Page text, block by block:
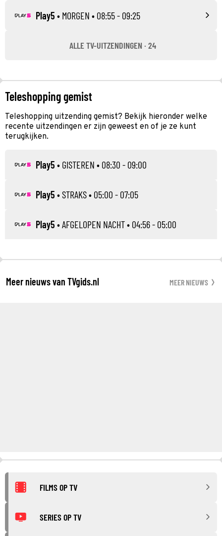
Play5 • MORGEN • 08:55 - 09:25
ALLE TV-UITZENDINGEN · 24
Teleshopping gemist
Teleshopping uitzending gemist? Bekijk hieronder welke
recente uitzendingen er zijn geweest en of je ze kunt
terugkijken.
Play5 • GISTEREN • 08:30 - 09:00
Play5 •STRAKS• 05:00 - 07:05
Play5 •AFGELOPEN NACHT• 04:56 - 05:00
Meer nieuws van TVgids.nl MEER NIEUWS
FILMS OP TV
SERIES OP TV